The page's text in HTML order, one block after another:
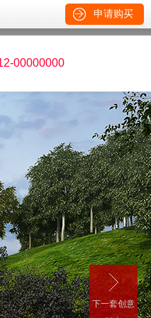
申请购买
下一套创意